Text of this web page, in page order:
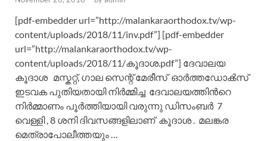
[pdf-embedder url=”http://malankaraorthodox.tv/wp-
content/uploads/2018/11/inv.pdf”] [pdf-embedder
url=”http://malankaraorthodox.tv/wp-
content/uploads/2018/11/കൂദാശ.pdf”] ദേവാലയ
കൂദാശ മസ്കറ്റ്, ഗാല സെന്റ്‌ മേരീസ് ഓര്‍ത്തഡോക്‍സ്‌
ഇടവക പുതിയതായി നിര്‍മ്മിച്ച ദേവാലയത്തിന്‍റെ
നിര്‍മ്മാണം പൂര്‍ത്തിയായി വരുന്നു ഡിസംബര്‍ 7
വെള്ളി , 8 ശനി ദിവസങ്ങളിലാണ് കൂദാശ . മലങ്കര
മെത്രാപോലീത്തയും …